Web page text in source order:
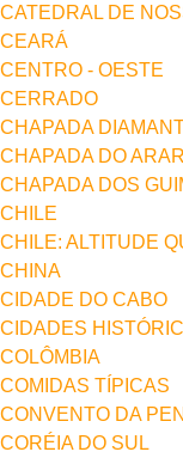
CATEDRAL DE
CEARÁ
CENTRO - OESTE
CERRADO
CHAPADA
CHAPADA DO
CHAPADA DOS
CHILE
CHILE: ALTITUDE
CHINA
CIDADE DO CABO
CIDADES
COLÔMBIA
COMIDAS TÍPICAS
CONVENTO DA
CORÉIA DO SUL